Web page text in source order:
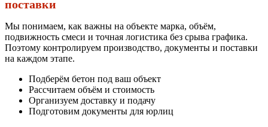
поставки
Мы понимаем, как важны на объекте марка, объём,
подвижность смеси и точная логистика без срыва графика.
Поэтому контролируем производство, документы и поставки
на каждом этапе.
Подберём бетон под ваш объект
Рассчитаем объём и стоимость
Организуем доставку и подачу
Подготовим документы для юрлиц